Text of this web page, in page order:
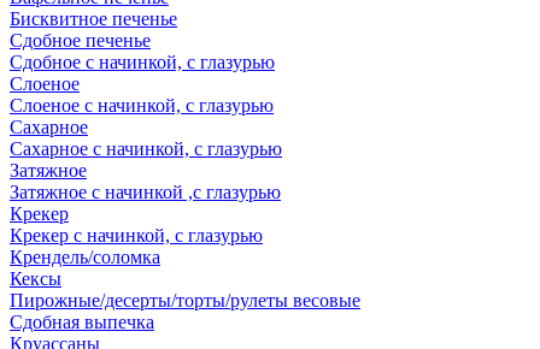
Бисквитное печенье
Сдобное печенье
Сдобное с начинкой, с глазурью
Слоеное
Слоеное с начинкой, с глазурью
Сахарное
Сахарное с начинкой, с глазурью
Затяжное
Затяжное с начинкой ,с глазурью
Крекер
Крекер с начинкой, с глазурью
Крендель/соломка
Кексы
Пирожные/десерты/торты/рулеты весовые
Сдобная выпечка
Круассаны